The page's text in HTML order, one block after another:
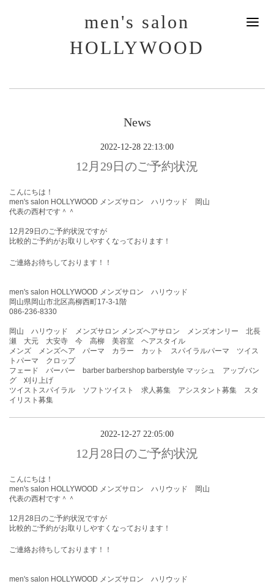
men's salon
HOLLYWOOD
News
2022-12-28 22:13:00
12月29日のご予約状況
こんにちは！
men's salon HOLLYWOOD メンズサロン ハリウッド 岡山
代表の西村です＾＾
12月29 日 のご予約状況ですが
比較的ご予約がお取りしやすくなっております！
ご連絡お待ちしております！！
men's salon HOLLYWOOD メンズサロン ハリウッド
岡山県岡山市北区高柳西町17-3-1階
086-236-8330
岡山 ハリウッド メンズサロン メンズヘアサロン メンズオンリー 北長
瀬 大元 大安寺 今 高柳 美容室 ヘアスタイル
メンズ メンズヘア パーマ カラー カット スパイラルパーマ ツイス
トパーマ クロップ
フェード バーバー barber barbershop barberstyle マッシュ アップバン
グ 刈り上げ
ツイストスパイラル ソフトツイスト 求人募集 アシスタント募集 スタ
イリスト募集
2022-12-27 22:05:00
12月28日のご予約状況
こんにちは！
men's salon HOLLYWOOD メンズサロン ハリウッド 岡山
代表の西村です＾＾
12月28 日 のご予約状況ですが
比較的ご予約がお取りしやすくなっております！
ご連絡お待ちしております！！
men's salon HOLLYWOOD メンズサロン ハリウッド